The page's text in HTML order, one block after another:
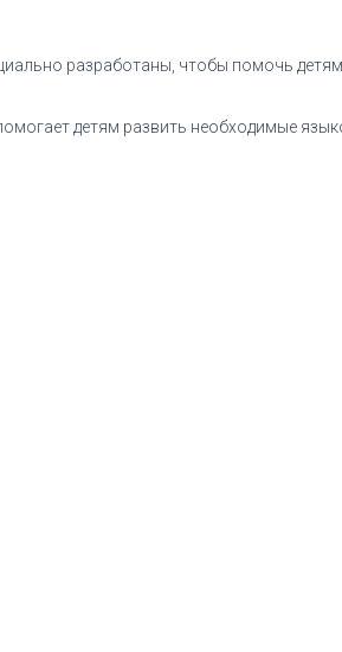
разработаны, чтобы помочь детям
детям развить необходимые